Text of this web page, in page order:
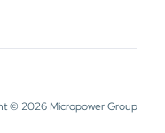
© 2026 Micropower Group